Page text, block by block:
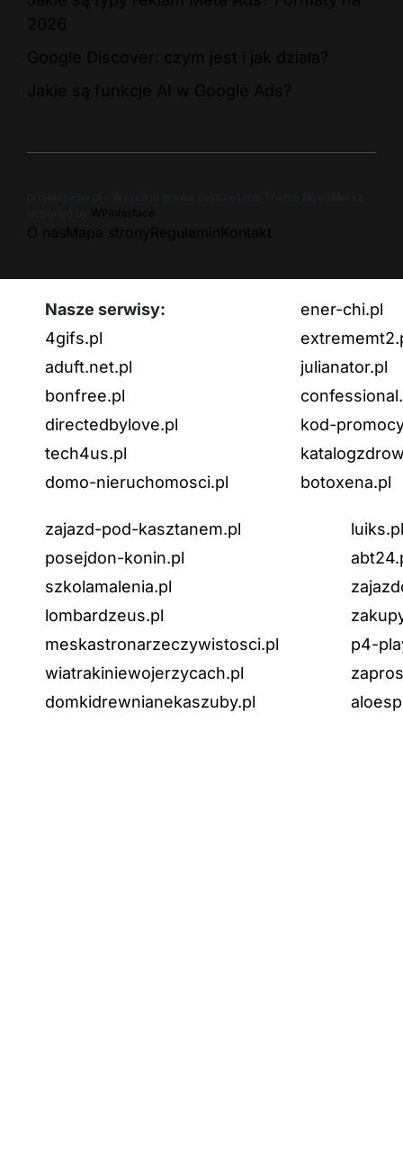
Nasze serwisy:
4gifs.pl
aduft.net.pl
bonfree.pl
directedbylove.pl
tech4us.pl
domo-nieruchomosci.pl
ener-chi.pl
julianator.pl
kod-
botoxena.pl
zajazd-pod-kasztanem.pl
posejdon-konin.pl
szkolamalenia.pl
lombardzeus.pl
meskastronarzeczywistosci.pl
wiatrakiniewojerzycach.pl
domkidrewnianekaszuby.pl
luiks.pl
p4-